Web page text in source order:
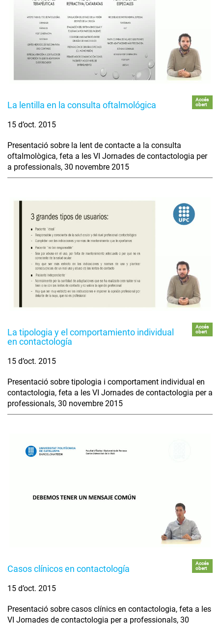
La lentilla en la consulta oftalmológica
Accés
obert
15 d’oct. 2015
Presentació sobre la lent de contacte a la consulta
oftalmològica, feta a les VI Jornades de contactologia per
a professionals, 30 novembre 2015
La tipologia y el comportamiento individual
en contactología
Accés
obert
15 d’oct. 2015
Presentació sobre tipologia i comportament individual en
contactologia, feta a les VI Jornades de contactologia per a
professionals, 30 novembre 2015
Casos clínicos en contactología
Accés
obert
15 d’oct. 2015
Presentació sobre casos clínics en contactologia, feta a les
VI Jornades de contactologia per a professionals, 30